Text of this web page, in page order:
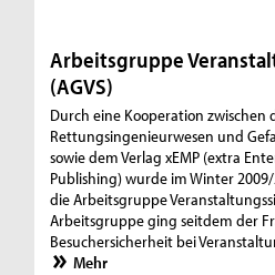
Arbeitsgruppe
(AGVS)
Durch eine Kooperation zwischen
Rettungsingenieurwesen und
sowie dem Verlag xEMP (extra
Publishing) wurde im Winter
die Arbeitsgruppe
Arbeitsgruppe ging seitdem der
Besuchersicherheit bei
Mehr